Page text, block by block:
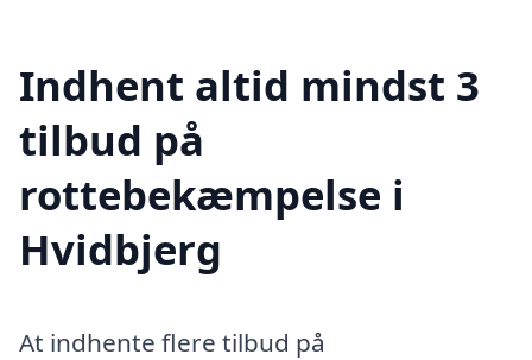
Indhent altid mindst 3
tilbud på
rottebekæmpelse i
Hvidbjerg
At indhente flere tilbud på